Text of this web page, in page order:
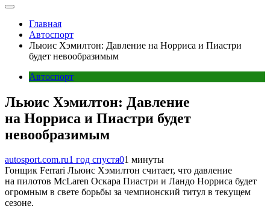
Главная
Автоспорт
Льюис Хэмилтон: Давление на Норриса и Пиастри
будет невообразимым
Автоспорт
Льюис Хэмилтон: Давление
на Норриса и Пиастри будет
невообразимым
autosport.com.ru1 год спустя01 минуты
Гонщик Ferrari Льюис Хэмилтон считает, что давление
на пилотов McLaren Оскара Пиастри и Ландо Норриса будет
огромным в свете борьбы за чемпионский титул в текущем
сезоне.